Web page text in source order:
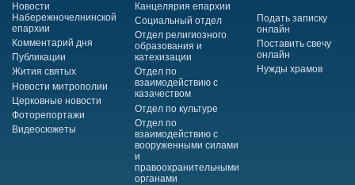
Новости
Набережночелнинской
епархии
Комментарий дня
Публикации
Жития святых
Новости митрополии
Церковные новости
Фоторепортажи
Видеосюжеты
Канцелярия епархии
Социальный отдел
Отдел религиозного
образования и
катехизации
Отдел по
взаимодействию с
казачеством
Отдел по культуре
Отдел по
взаимодействию с
вооруженными силами
и
правоохранительными
органами
Подать записку
онлайн
Поставить свечу
онлайн
Нужды храмов